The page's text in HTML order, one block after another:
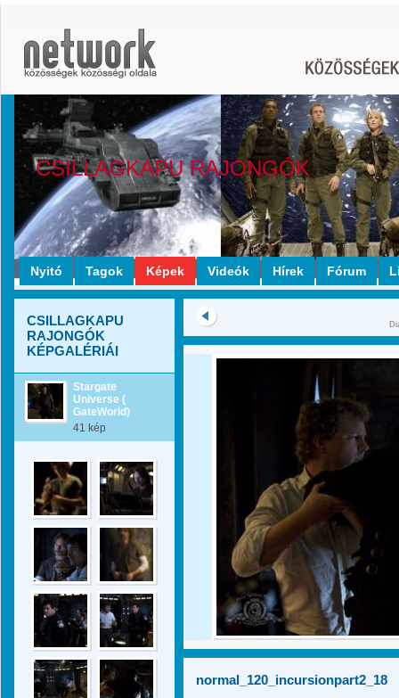
CSILLAGKAPU RAJONGÓK
Nyitó Tagok Képek Videók Hírek Fórum
CSILLAGKAPU
RAJONGÓK
KÉPGALÉRIÁI
Stargate
Universe (
GateWorld)
41 kép
normal_120_incursionpart2_18